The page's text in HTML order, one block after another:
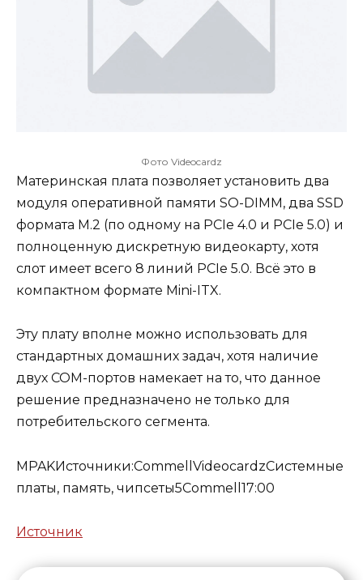
Фото Videocardz
Материнская плата позволяет установить два
модуля оперативной памяти SO-DIMM, два SSD
формата M.2 (по одному на PCIe 4.0 и PCIe 5.0) и
полноценную дискретную видеокарту, хотя
слот имеет всего 8 линий PCIe 5.0. Всё это в
компактном формате Mini-ITX.
Эту плату вполне можно использовать для
стандартных домашних задач, хотя наличие
двух COM-портов намекает на то, что данное
решение предназначено не только для
потребительского сегмента.
MPAKИсточники:CommellVideocardzСистемные
платы, память, чипсеты5Commell 17:00
Источник